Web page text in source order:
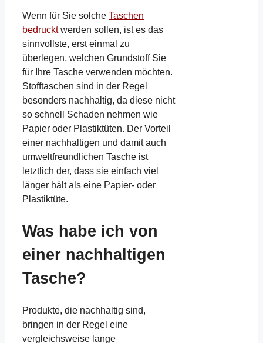
Wenn für Sie solche Taschen
bedrucktwerden sollen, ist es das
sinnvollste, erst einmal zu
überlegen, welchen Grundstoff Sie
für Ihre Tasche verwenden möchten.
Stofftaschen sind in der Regel
besonders nachhaltig, da diese nicht
so schnell Schaden nehmen wie
Papier oder Plastiktüten. Der Vorteil
einer nachhaltigen und damit auch
umweltfreundlichen Tasche ist
letztlich der, dass sie einfach viel
länger hält als eine Papier- oder
Plastiktüte.
Was habe ich von
einer nachhaltigen
Tasche?
Produkte, die nachhaltig sind,
bringen in der Regel eine
vergleichsweise lange